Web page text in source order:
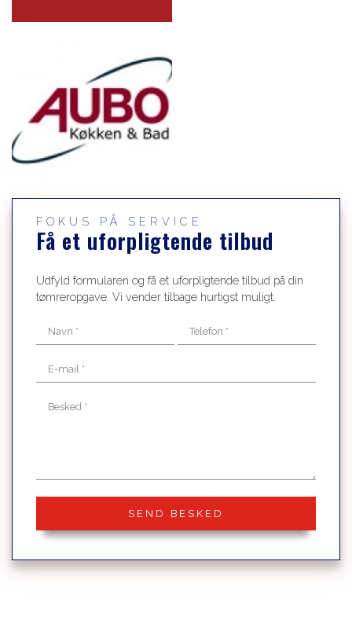
FOKUS PÅ SERVICE
Få et uforpligtende tilbud
Udfyld formularen og få et uforpligtende tilbud på din
tømreropgave. Vi vender tilbage hurtigst muligt.